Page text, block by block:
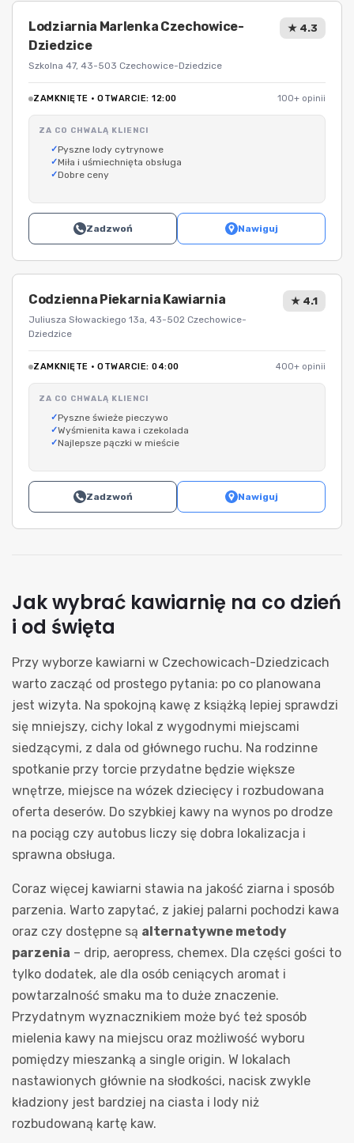
Lodziarnia Marlenka Czechowice-
Dziedzice
Szkolna 47, 43-503 Czechowice-Dziedzice
★ 4.3
ZAMKNIĘTE · OTWARCIE: 12:00 100+ opinii
ZA CO CHWALĄ KLIENCI
Pyszne lody cytrynowe
Miła i uśmiechnięta obsługa
Dobre ceny
Zadzwoń Nawiguj
Codzienna Piekarnia Kawiarnia
Juliusza Słowackiego 13a, 43-502 Czechowice-
Dziedzice
★ 4.1
ZAMKNIĘTE · OTWARCIE: 04:00 400+ opinii
ZA CO CHWALĄ KLIENCI
Pyszne świeże pieczywo
Wyśmienita kawa i czekolada
Najlepsze pączki w mieście
Zadzwoń Nawiguj
Jak wybrać kawiarnię na co dzień
i od święta
Przy wyborze kawiarni w Czechowicach-Dziedzicach
warto zacząć od prostego pytania: po co planowana
jest wizyta. Na spokojną kawę z książką lepiej sprawdzi
się mniejszy, cichy lokal z wygodnymi miejscami
siedzącymi, z dala od głównego ruchu. Na rodzinne
spotkanie przy torcie przydatne będzie większe
wnętrze, miejsce na wózek dziecięcy i rozbudowana
oferta deserów. Do szybkiej kawy na wynos po drodze
na pociąg czy autobus liczy się dobra lokalizacja i
sprawna obsługa.
Coraz więcej kawiarni stawia na jakość ziarna i sposób
parzenia. Warto zapytać, z jakiej palarni pochodzi kawa
oraz czy dostępne są alternatywne metody
parzenia – drip, aeropress, chemex. Dla części gości to
tylko dodatek, ale dla osób ceniących aromat i
powtarzalność smaku ma to duże znaczenie.
Przydatnym wyznacznikiem może być też sposób
mielenia kawy na miejscu oraz możliwość wyboru
pomiędzy mieszanką a single origin. W lokalach
nastawionych głównie na słodkości, nacisk zwykle
kładziony jest bardziej na ciasta i lody niż
rozbudowaną kartę kaw.